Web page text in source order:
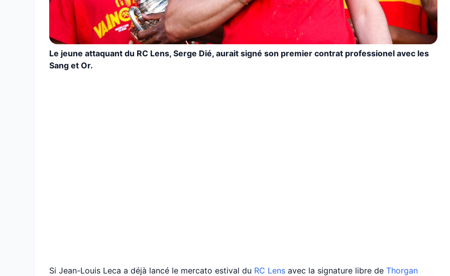
Le jeune attaquant du RC Lens, Serge Dié, aurait signé son premier contrat professionel avec les
Sang et Or.
Si Jean-Louis Leca a déjà lancé le mercato estival du RC Lens avec la signature libre de Thorgan